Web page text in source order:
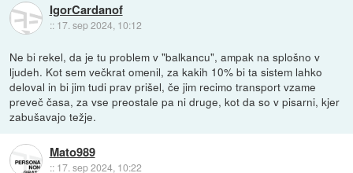
IgorCardanof
:: 17. sep 2024, 10:12
Ne bi rekel, da je tu problem v "balkancu", ampak na splošno v
ljudeh. Kot sem večkrat omenil, za kakih 10% bi ta sistem lahko
deloval in bi jim tudi prav prišel, če jim recimo transport vzame
preveč časa, za vse preostale pa ni druge, kot da so v pisarni, kjer
zabušavajo težje.
Mato989
:: 17. sep 2024, 10:22